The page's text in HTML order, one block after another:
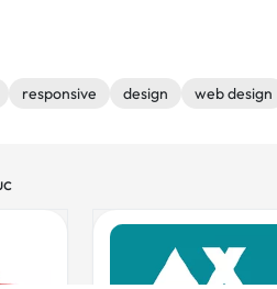
responsive design web design